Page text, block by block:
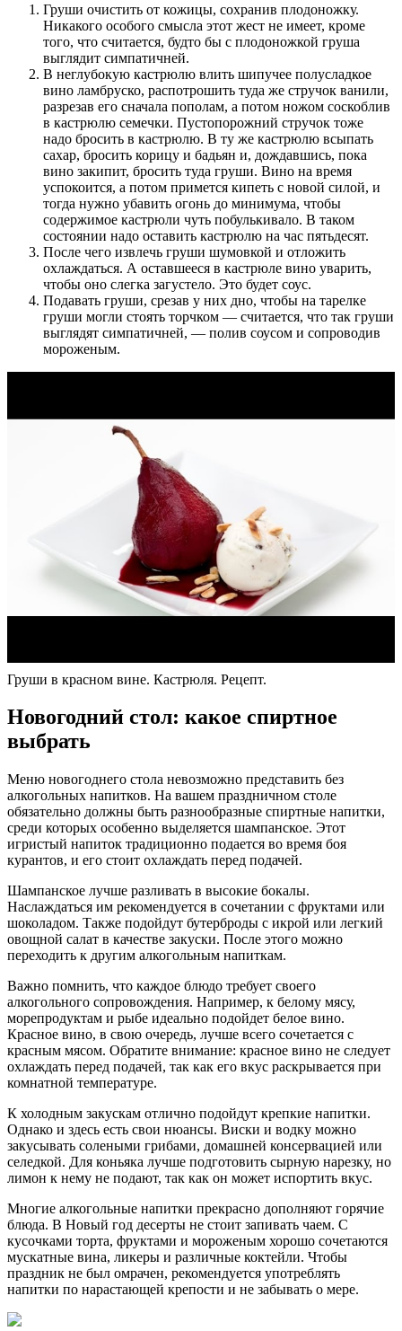
Груши очистить от кожицы, сохранив плодоножку.
Никакого особого смысла этот жест не имеет, кроме
того, что считается, будто бы с плодоножкой груша
выглядит симпатичней.
В неглубокую кастрюлю влить шипучее полусладкое
вино ламбруско, распотрошить туда же стручок ванили,
разрезав его сначала пополам, а потом ножом соскоблив
в кастрюлю семечки. Пустопорожний стручок тоже
надо бросить в кастрюлю. В ту же кастрюлю всыпать
сахар, бросить корицу и бадьян и, до­ждавшись, пока
вино закипит, бросить туда груши. Вино на время
успокоится, а потом примется кипеть с новой силой, и
тогда нужно убавить огонь до минимума, чтобы
содержимое кастрюли чуть побулькивало. В таком
состоянии надо оставить кастрюлю на час пятьдесят.
После чего извлечь груши шумовкой и отложить
охлаждаться. А оставшееся в кастрюле вино уварить,
чтобы оно слегка загустело. Это будет соус.
Подавать груши, срезав у них дно, чтобы на тарелке
груши могли стоять торч­ком — считается, что так груши
выглядят симпатичней, — полив соусом и сопроводив
мороженым.
Груши в красном вине. Кастрюля. Рецепт.
Новогодний стол: какое спиртное
выбрать
Меню новогоднего стола невозможно представить без
алкогольных напитков. На вашем праздничном столе
обязательно должны быть разнообразные спиртные напитки,
среди которых особенно выделяется шампанское. Этот
игристый напиток традиционно подается во время боя
курантов, и его стоит охлаждать перед подачей.
Шампанское лучше разливать в высокие бокалы.
Наслаждаться им рекомендуется в сочетании с фруктами или
шоколадом. Также подойдут бутерброды с икрой или легкий
овощной салат в качестве закуски. После этого можно
переходить к другим алкогольным напиткам.
Важно помнить, что каждое блюдо требует своего
алкогольного сопровождения. Например, к белому мясу,
морепродуктам и рыбе идеально подойдет белое вино.
Красное вино, в свою очередь, лучше всего сочетается с
красным мясом. Обратите внимание: красное вино не следует
охлаждать перед подачей, так как его вкус раскрывается при
комнатной температуре.
К холодным закускам отлично подойдут крепкие напитки.
Однако и здесь есть свои нюансы. Виски и водку можно
закусывать солеными грибами, домашней консервацией или
селедкой. Для коньяка лучше подготовить сырную нарезку, но
лимон к нему не подают, так как он может испортить вкус.
Многие алкогольные напитки прекрасно дополняют горячие
блюда. В Новый год десерты не стоит запивать чаем. С
кусочками торта, фруктами и мороженым хорошо сочетаются
мускатные вина, ликеры и различные коктейли. Чтобы
праздник не был омрачен, рекомендуется употреблять
напитки по нарастающей крепости и не забывать о мере.